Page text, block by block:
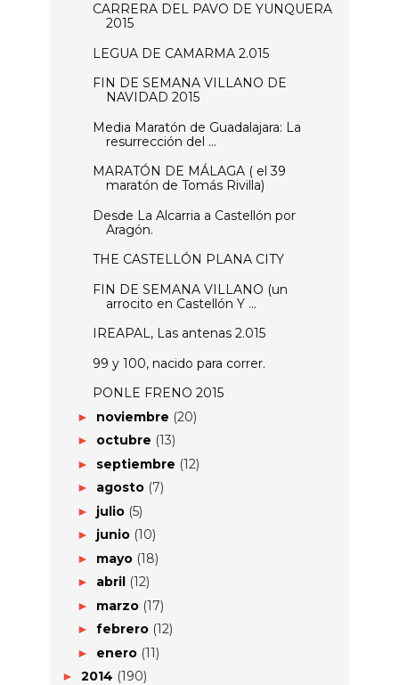
CARRERA DEL PAVO DE YUNQUERA
2015
LEGUA DE CAMARMA 2.015
FIN DE SEMANA VILLANO DE
NAVIDAD 2015
Media Maratón de Guadalajara: La
resurrección del ...
MARATÓN DE MÁLAGA ( el 39
maratón de Tomás Rivilla)
Desde La Alcarria a Castellón por
Aragón.
THE CASTELLÓN PLANA CITY
FIN DE SEMANA VILLANO (un
arrocito en Castellón Y ...
IREAPAL, Las antenas 2.015
99 y 100, nacido para correr.
PONLE FRENO 2015
► noviembre (20)
► octubre (13)
► septiembre (12)
► agosto (7)
► julio (5)
► junio (10)
► mayo (18)
► abril (12)
► marzo (17)
► febrero (12)
► enero (11)
► 2014 (190)